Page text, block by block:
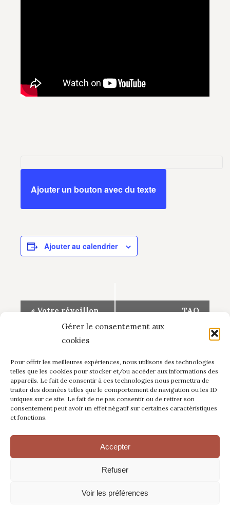
Gérer le consentement aux
cookies
Pour offrir les meilleures expériences, nous utilisons des technologies
telles que les cookies pour stocker et/ou accéder aux informations des
appareils. Le fait de consentir à ces technologies nous permettra de
traiter des données telles que le comportement de navigation ou les ID
uniques sur ce site. Le fait de ne pas consentir ou de retirer son
consentement peut avoir un effet négatif sur certaines caractéristiques
et fonctions.
Accepter
Refuser
Voir les préférences
Ajouter un bouton avec du texte
Ajouter au calendrier
Navigation
Évènement
«Votre réveillon
célébrer la
nouvelle année
TAO
FEMMES
© 2025 - Domaine de Nabes - Tous droits réservés -
Mentions légales